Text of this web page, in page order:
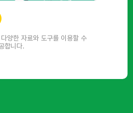
양한 자료와 도구를 이용할 수
합니다.